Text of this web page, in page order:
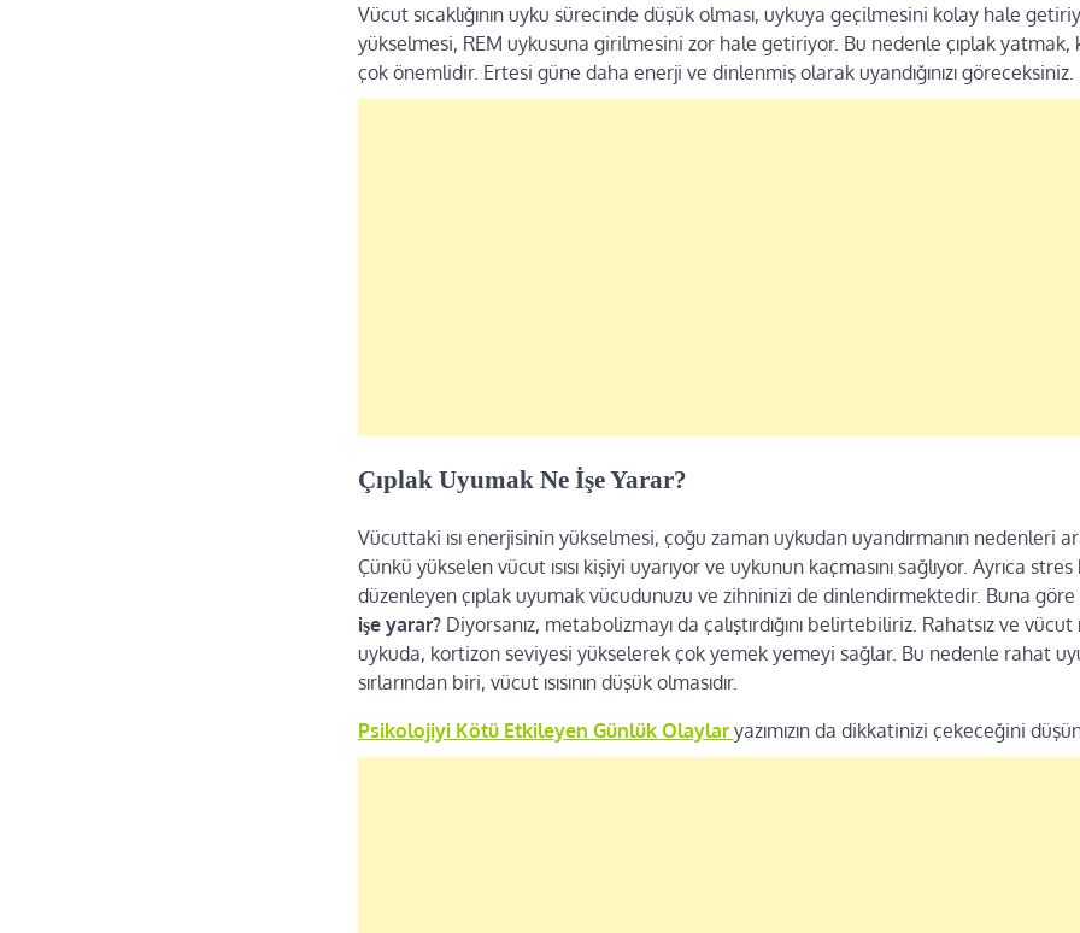
Vücut sıcaklığının uyku sürecinde düşük olması, uykuya geçilmesini kolay hale
yükselmesi, REM uykusuna girilmesini zor hale getiriyor. Bu nedenle çıplak
çok önemlidir. Ertesi güne daha enerji ve dinlenmiş olarak uyandığınızı göreceksiniz.
Çıplak Uyumak Ne İşe Yarar?
Vücuttaki ısı enerjisinin yükselmesi, çoğu zaman uykudan uyandırmanın nedenleri
Çünkü yükselen vücut ısısı kişiyi uyarıyor ve uykunun kaçmasını sağlıyor. Ayrıca stres
düzenleyen çıplak uyumak vücudunuzu ve zihninizi de dinlendirmektedir. Buna göre
işe yarar? Diyorsanız, metabolizmayı da çalıştırdığını belirtebiliriz. Rahatsız ve vücut
uykuda, kortizon seviyesi yükselerek çok yemek yemeyi sağlar. Bu nedenle rahat
sırlarından biri, vücut ısısının düşük olmasıdır.
Psikolojiyi Kötü Etkileyen Günlük Olaylar yazımızın da dikkatinizi çekeceğini